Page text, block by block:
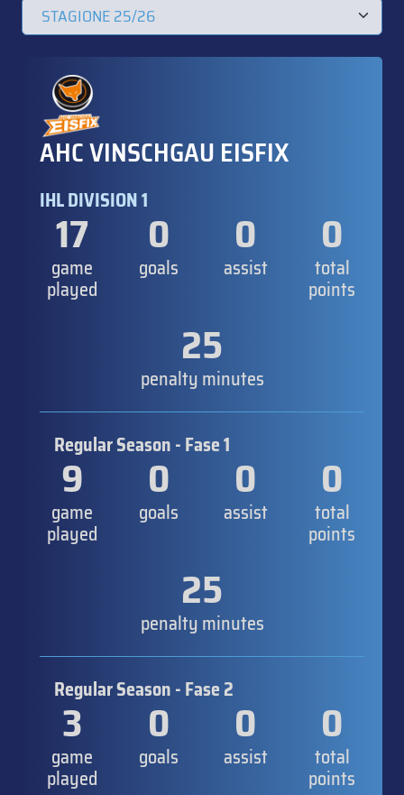
AHC VINSCHGAU EISFIX
IHL DIVISION 1
17
game
played
0
goals
0
assist
0
total
points
25
penalty minutes
Regular Season - Fase 1
9
game
played
0
goals
0
assist
0
total
points
25
penalty minutes
Regular Season - Fase 2
3
game
played
0
goals
0
assist
0
total
points